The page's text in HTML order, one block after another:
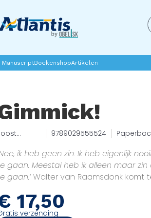
ManuscriptBoekenshopArtikelen
9789029555524
ik heb geen zin. Ik heb eigenlijk
gaan. Meestal heb ik alleen maar
gaan.’Walter van Raamsdonk komt
gefixeerd op geld, seks en
en toe maken ze ook nog wat kunst.
17,50
verzending